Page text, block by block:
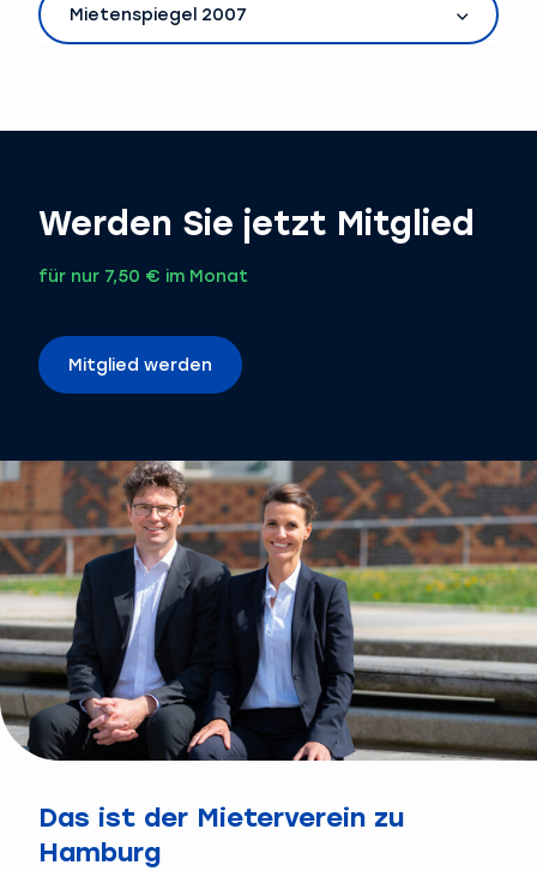
Mietenspiegel 2007
Werden Sie jetzt Mitglied
für nur 7,50 € im Monat
Mitglied werden
Das ist der Mieterverein zu
Hamburg